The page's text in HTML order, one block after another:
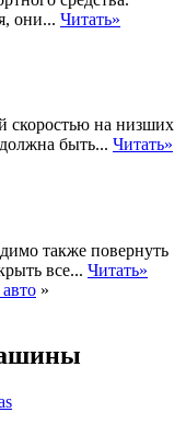
они... Читать»
скоростью на низших
быть... Читать»
также повернуть
все... Читать»
»